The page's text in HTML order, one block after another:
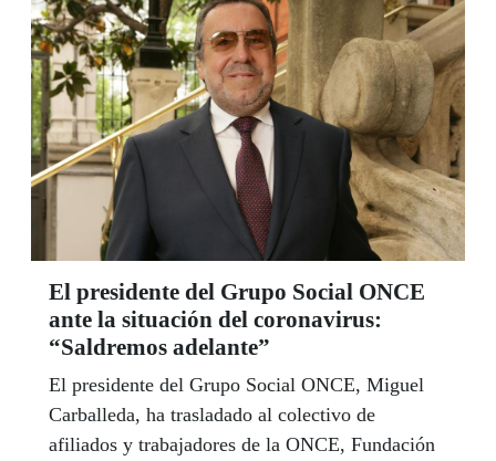
El presidente del Grupo Social ONCE
ante la situación del coronavirus:
“Saldremos adelante”
El presidente del Grupo Social ONCE, Miguel
Carballeda, ha trasladado al colectivo de
afiliados y trabajadores de la ONCE, Fundación